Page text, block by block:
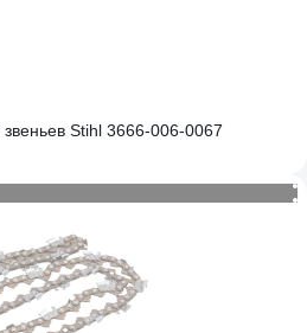
Stihl 3666-006-0067